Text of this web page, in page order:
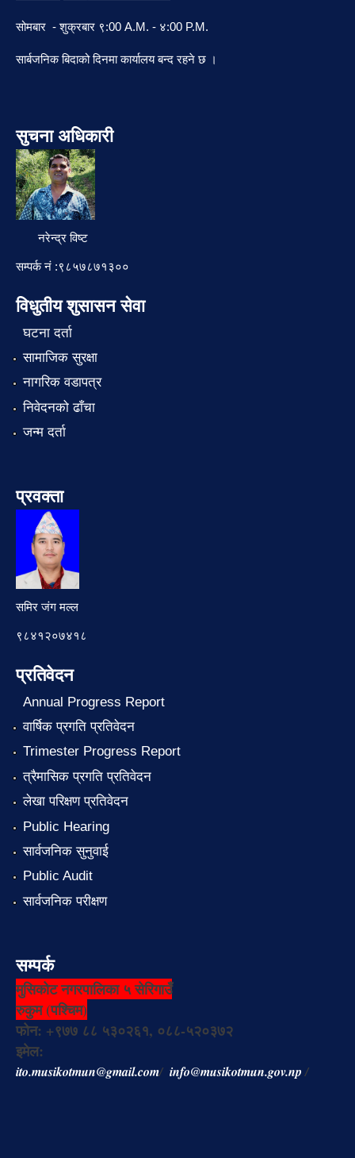
सोमबार - शुक्रबार ९:00 A.M. - ४:00 P.M.
सार्बजनिक बिदाको दिनमा कार्यालय बन्द रहने छ ।
सुचना अधिकारी
नरेन्द्र विष्ट
सम्पर्क नं :९८५७८७१३००
विधुतीय शुसासन सेवा
घटना दर्ता
सामाजिक सुरक्षा
नागरिक वडापत्र
निवेदनको ढाँचा
जन्म दर्ता
प्रवक्ता
समिर जंग मल्ल
९८४१२०७४१८
प्रतिवेदन
Annual Progress Report
वार्षिक प्रगति प्रतिवेदन
Trimester Progress Report
त्रैमासिक प्रगति प्रतिवेदन
लेखा परिक्षण प्रतिवेदन
Public Hearing
सार्वजनिक सुनुवाई
Public Audit
सार्वजनिक परीक्षण
सम्पर्क
मुसिकोट नगरपालिका ५ सेरिगाउँ
रुकुम (पश्चिम)
फोन: +९७७ ८८ ५३०२६१, ०८८-५२०३७२
इमेल:
ito.musikotmun@gmail.com/ info@musikotmun.gov.np/